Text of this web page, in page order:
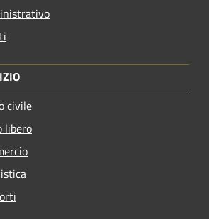
civile
libero